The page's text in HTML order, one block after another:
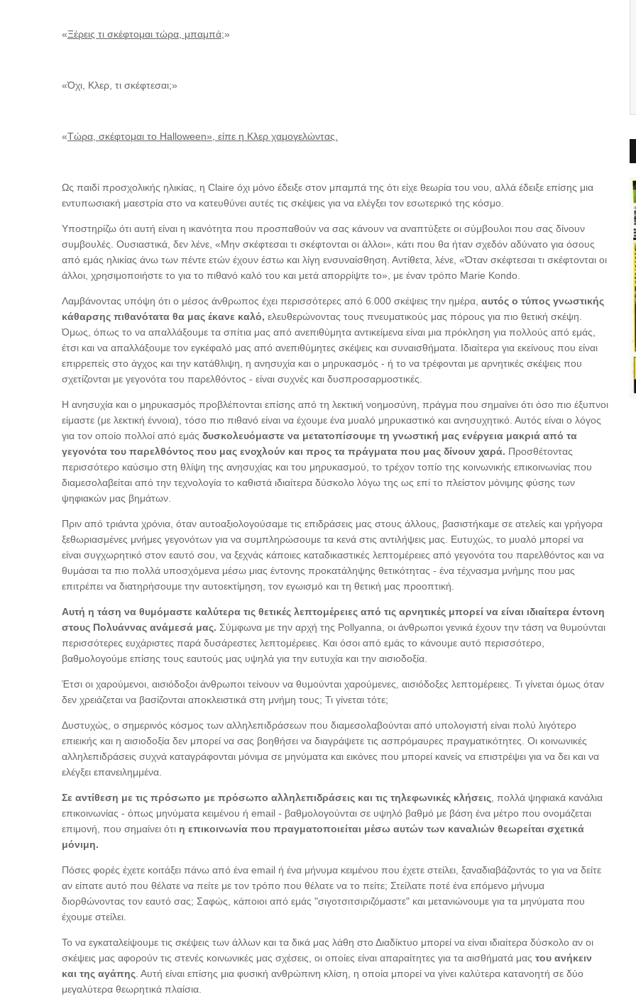
«Ξέρεις τι σκέφτομαι τώρα, μπαμπά;»
«Όχι, Κλερ, τι σκέφτεσαι;»
«Τώρα, σκέφτομαι το Halloween», είπε η Κλερ χαμογελώντας.
Ως παιδί προσχολικής ηλικίας, η Claire όχι μόνο έδειξε στον μπαμπά της ότι είχε θεωρία του νου, αλλά έδειξε επίσης μια
εντυπωσιακή μαεστρία στο να κατευθύνει αυτές τις σκέψεις για να ελέγξει τον εσωτερικό της κόσμο.
Υποστηρίζω ότι αυτή είναι η ικανότητα που προσπαθούν να σας κάνουν να αναπτύξετε οι σύμβουλοι που σας δίνουν
συμβουλές. Ουσιαστικά, δεν λένε, «Μην σκέφτεσαι τι σκέφτονται οι άλλοι», κάτι που θα ήταν σχεδόν αδύνατο για όσους
από εμάς ηλικίας άνω των πέντε ετών έχουν έστω και λίγη ενσυναίσθηση. Αντίθετα, λένε, «Όταν σκέφτεσαι τι σκέφτονται οι
άλλοι, χρησιμοποιήστε το για το πιθανό καλό του και μετά απορρίψτε το», με έναν τρόπο Marie Kondo.
Λαμβάνοντας υπόψη ότι ο μέσος άνθρωπος έχει περισσότερες από 6.000 σκέψεις την ημέρα, αυτός ο τύπος γνωστικής
κάθαρσης πιθανότατα θα μας έκανε καλό, ελευθερώνοντας τους πνευματικούς μας πόρους για πιο θετική σκέψη.
Όμως, όπως το να απαλλάξουμε τα σπίτια μας από ανεπιθύμητα αντικείμενα είναι μια πρόκληση για πολλούς από εμάς,
έτσι και να απαλλάξουμε τον εγκέφαλό μας από ανεπιθύμητες σκέψεις και συναισθήματα. Ιδιαίτερα για εκείνους που είναι
επιρρεπείς στο άγχος και την κατάθλιψη, η ανησυχία και ο μηρυκασμός - ή το να τρέφονται με αρνητικές σκέψεις που
σχετίζονται με γεγονότα του παρελθόντος - είναι συχνές και δυσπροσαρμοστικές.
Η ανησυχία και ο μηρυκασμός προβλέπονται επίσης από τη λεκτική νοημοσύνη, πράγμα που σημαίνει ότι όσο πιο έξυπνοι
είμαστε (με λεκτική έννοια), τόσο πιο πιθανό είναι να έχουμε ένα μυαλό μηρυκαστικό και ανησυχητικό. Αυτός είναι ο λόγος
για τον οποίο πολλοί από εμάς δυσκολευόμαστε να μετατοπίσουμε τη γνωστική μας ενέργεια μακριά από τα
γεγονότα του παρελθόντος που μας ενοχλούν και προς τα πράγματα που μας δίνουν χαρά. Προσθέτοντας
περισσότερο καύσιμο στη θλίψη της ανησυχίας και του μηρυκασμού, το τρέχον τοπίο της κοινωνικής επικοινωνίας που
διαμεσολαβείται από την τεχνολογία το καθιστά ιδιαίτερα δύσκολο λόγω της ως επί το πλείστον μόνιμης φύσης των
ψηφιακών μας βημάτων.
Πριν από τριάντα χρόνια, όταν αυτοαξιολογούσαμε τις επιδράσεις μας στους άλλους, βασιστήκαμε σε ατελείς και γρήγορα
ξεθωριασμένες μνήμες γεγονότων για να συμπληρώσουμε τα κενά στις αντιλήψεις μας. Ευτυχώς, το μυαλό μπορεί να
είναι συγχωρητικό στον εαυτό σου, να ξεχνάς κάποιες καταδικαστικές λεπτομέρειες από γεγονότα του παρελθόντος και να
θυμάσαι τα πιο πολλά υποσχόμενα μέσω μιας έντονης προκατάληψης θετικότητας - ένα τέχνασμα μνήμης που μας
επιτρέπει να διατηρήσουμε την αυτοεκτίμηση, τον εγωισμό και τη θετική μας προοπτική.
Αυτή η τάση να θυμόμαστε καλύτερα τις θετικές λεπτομέρειες από τις αρνητικές μπορεί να είναι ιδιαίτερα έντονη
στους Πολυάννας ανάμεσά μας. Σύμφωνα με την αρχή της Pollyanna, οι άνθρωποι γενικά έχουν την τάση να θυμούνται
περισσότερες ευχάριστες παρά δυσάρεστες λεπτομέρειες. Και όσοι από εμάς το κάνουμε αυτό περισσότερο,
βαθμολογούμε επίσης τους εαυτούς μας υψηλά για την ευτυχία και την αισιοδοξία.
Έτσι οι χαρούμενοι, αισιόδοξοι άνθρωποι τείνουν να θυμούνται χαρούμενες, αισιόδοξες λεπτομέρειες. Τι γίνεται όμως όταν
δεν χρειάζεται να βασίζονται αποκλειστικά στη μνήμη τους; Τι γίνεται τότε;
Δυστυχώς, ο σημερινός κόσμος των αλληλεπιδράσεων που διαμεσολαβούνται από υπολογιστή είναι πολύ λιγότερο
επιεικής και η αισιοδοξία δεν μπορεί να σας βοηθήσει να διαγράψετε τις ασπρόμαυρες πραγματικότητες. Οι κοινωνικές
αλληλεπιδράσεις συχνά καταγράφονται μόνιμα σε μηνύματα και εικόνες που μπορεί κανείς να επιστρέψει για να δει και να
ελέγξει επανειλημμένα.
Σε αντίθεση με τις πρόσωπο με πρόσωπο αλληλεπιδράσεις και τις τηλεφωνικές κλήσεις , πολλά ψηφιακά κανάλια
επικοινωνίας - όπως μηνύματα κειμένου ή email - βαθμολογούνται σε υψηλό βαθμό με βάση ένα μέτρο που ονομάζεται
επιμονή, που σημαίνει ότι η επικοινωνία που πραγματοποιείται μέσω αυτών των καναλιών θεωρείται σχετικά
μόνιμη.
Πόσες φορές έχετε κοιτάξει πάνω από ένα email ή ένα μήνυμα κειμένου που έχετε στείλει, ξαναδιαβάζοντάς το για να δείτε
αν είπατε αυτό που θέλατε να πείτε με τον τρόπο που θέλατε να το πείτε; Στείλατε ποτέ ένα επόμενο μήνυμα
διορθώνοντας τον εαυτό σας; Σαφώς, κάποιοι από εμάς "σιγοτσιτσιριζόμαστε" και μετανιώνουμε για τα μηνύματα που
έχουμε στείλει.
Το να εγκαταλείψουμε τις σκέψεις των άλλων και τα δικά μας λάθη στο Διαδίκτυο μπορεί να είναι ιδιαίτερα δύσκολο αν οι
σκέψεις μας αφορούν τις στενές κοινωνικές μας σχέσεις, οι οποίες είναι απαραίτητες για τα αισθήματά μας του ανήκειν
και της αγάπης . Αυτή είναι επίσης μια φυσική ανθρώπινη κλίση, η οποία μπορεί να γίνει καλύτερα κατανοητή σε δύο
μεγαλύτερα θεωρητικά πλαίσια.